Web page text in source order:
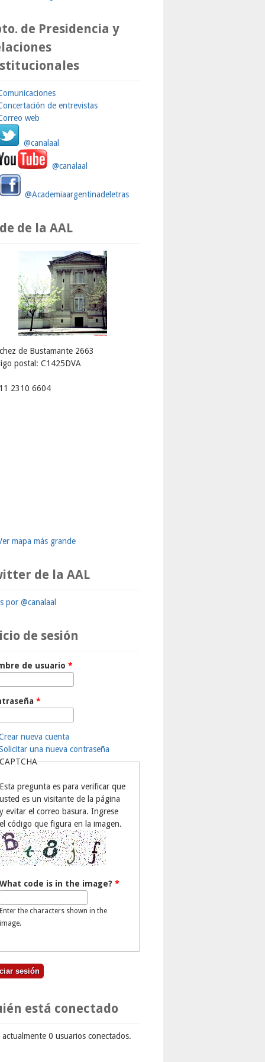
de Presidencia y
de entrevistas
web
@canalaal
@canalaal
@Academiaargentinadeletras
de la AAL
de Bustamante 2663
postal: C1425DVA
2310 6604
mapa más grande
de la AAL
por @canalaal
de sesión
de usuario *
*
nueva cuenta
una nueva contraseña
Esta pregunta es para verificar que
usted es un visitante de la página
y evitar el correo basura. Ingrese
el código que figura en la imagen.
What code is in the image? *
Enter the characters shown in the
image.
está conectado
actualmente 0 usuarios conectados.